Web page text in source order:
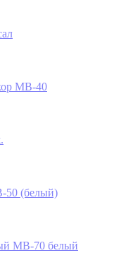
МВ-40
50 (белый)
МВ-70 белый